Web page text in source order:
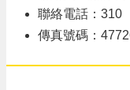
聯絡電話：310
傳真號碼：